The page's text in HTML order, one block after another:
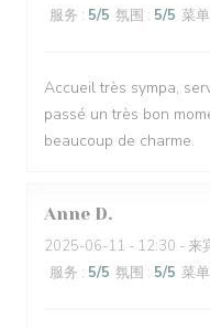
服务 : 5/5 氛围 : 5/5 菜单
Accueil très sympa,
passé un très bon
beaucoup de charme.
Anne D
2025-06-11 - 12:30 - 来
服务 : 5/5 氛围 : 5/5 菜单